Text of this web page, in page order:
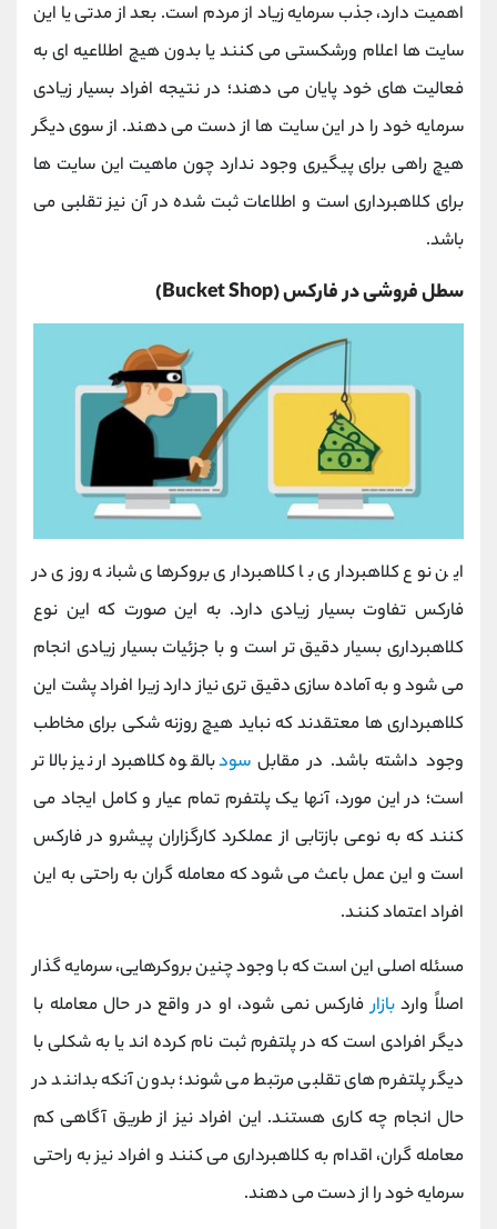
اهمیت دارد، جذب سرمایه زیاد از مردم است. بعد از مدتی یا این
سایت‌ ها اعلام ورشکستی می ‌کنند یا بدون هیچ اطلاعیه‌ ای به
فعالیت ‌های خود پایان می ‌دهند؛ در نتیجه افراد بسیار زیادی
سرمایه خود را در این سایت ها از دست می دهند. از سوی دیگر
هیچ راهی برای پیگیری وجود ندارد چون ماهیت این سایت ها
برای کلاهبرداری است و اطلاعات ثبت شده در آن نیز تقلبی می
باشد.
سطل فروشی در فارکس (Bucket Shop)
این نوع کلاهبرداری با کلاهبرداری بروکرهای شبانه روزی در
فارکس تفاوت بسیار زیادی دارد. به این صورت که این نوع
کلاهبرداری بسیار دقیق ‌تر است و با جزئیات بسیار زیادی انجام
می شود و به آماده ‌سازی دقیق ‌تری نیاز دارد زیرا افراد پشت این
کلاهبرداری ها معتقدند که نباید هیچ روزنه شکی برای مخاطب
وجود داشته باشد. در مقابلسودبالقوه کلاهبردار نیز بالاتر
است؛ در این مورد، آنها یک پلتفرم تمام عیار و کامل ایجاد می
‌کنند که به ‌نوعی بازتابی از عملکرد کارگزاران پیشرو در فارکس
است و این عمل باعث می شود که معامله گران به راحتی به این
افراد اعتماد کنند.
مسئله اصلی این است که با وجود چنین بروکرهایی، سرمایه ‌گذار
اصلاً واردبازارفارکس نمی ‌شود، او در واقع در حال معامله با
دیگر افرادی است که در پلتفرم ثبت ‌نام کرده ‌اند یا به شکلی با
دیگر پلتفرم ‌های تقلبی مرتبط می ‌شوند؛ بدون آنکه بدانند در
حال انجام چه کاری هستند. این افراد نیز از طریق آگاهی کم
معامله گران، اقدام به کلاهبرداری می کنند و افراد نیز به راحتی
سرمایه خود را از دست می دهند.